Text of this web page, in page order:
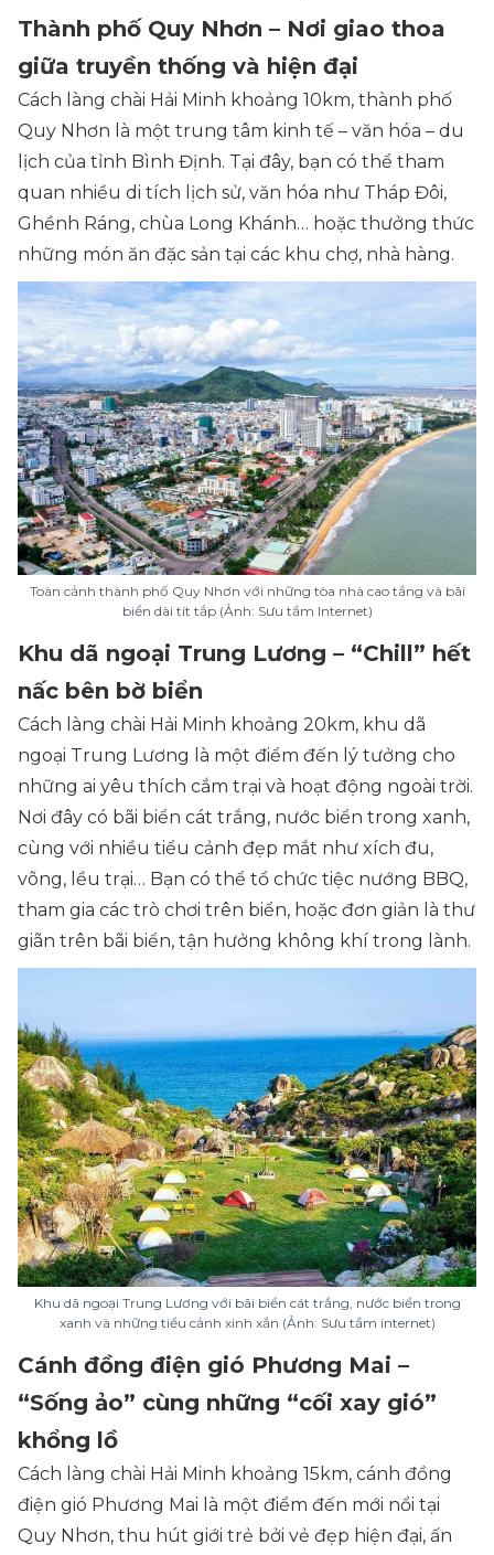
Thành phố Quy Nhơn – Nơi giao thoa
giữa truyền thống và hiện đại
Cách làng chài Hải Minh khoảng 10km, thành phố
Quy Nhơn là một trung tâm kinh tế – văn hóa – du
lịch của tỉnh Bình Định. Tại đây, bạn có thể tham
quan nhiều di tích lịch sử, văn hóa như Tháp Đôi,
Ghềnh Ráng, chùa Long Khánh… hoặc thưởng thức
những món ăn đặc sản tại các khu chợ, nhà hàng.
Toàn cảnh thành phố Quy Nhơn với những tòa nhà cao tầng và bãi
biển dài tít tắp (Ảnh: Sưu tầm Internet)
Khu dã ngoại Trung Lương – “Chill” hết
nấc bên bờ biển
Cách làng chài Hải Minh khoảng 20km, khu dã
ngoại Trung Lương là một điểm đến lý tưởng cho
những ai yêu thích cắm trại và hoạt động ngoài trời.
Nơi đây có bãi biển cát trắng, nước biển trong xanh,
cùng với nhiều tiểu cảnh đẹp mắt như xích đu,
võng, lều trại… Bạn có thể tổ chức tiệc nướng BBQ,
tham gia các trò chơi trên biển, hoặc đơn giản là thư
giãn trên bãi biển, tận hưởng không khí trong lành.
Khu dã ngoại Trung Lương với bãi biển cát trắng, nước biển trong
xanh và những tiểu cảnh xinh xắn (Ảnh: Sưu tầm internet)
Cánh đồng điện gió Phương Mai –
“Sống ảo” cùng những “cối xay gió”
khổng lồ
Cách làng chài Hải Minh khoảng 15km, cánh đồng
điện gió Phương Mai là một điểm đến mới nổi tại
Quy Nhơn, thu hút giới trẻ bởi vẻ đẹp hiện đại, ấn